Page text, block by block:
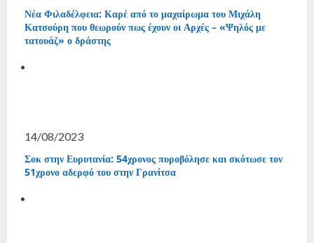
Νέα Φιλαδέλφεια: Καρέ από το μαχαίρωμα του Μιχάλη
Κατσούρη που θεωρούν πως έχουν οι Αρχές – «Ψηλός με
τατουάζ» ο δράστης
14/08/2023
Σοκ στην Ευρυτανία: 54χρονος πυροβόλησε και σκότωσε τον
51χρονο αδερφό του στην Γρανίτσα